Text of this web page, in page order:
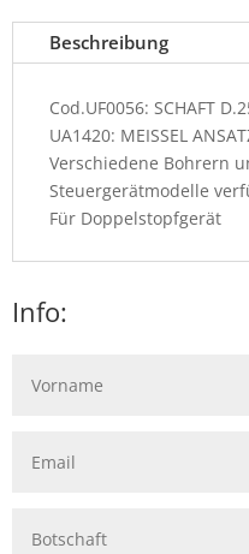
Beschreibung
Cod.UF0056: SCHAFT
UA1420: MEISSEL
Verschiedene Bohrern
Steuergerätmodelle
Für Doppelstopfgerät
Info: